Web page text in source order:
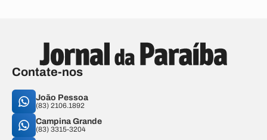
Contate-nos
João Pessoa
(83) 2106.1892
Campina Grande
(83) 3315-3204